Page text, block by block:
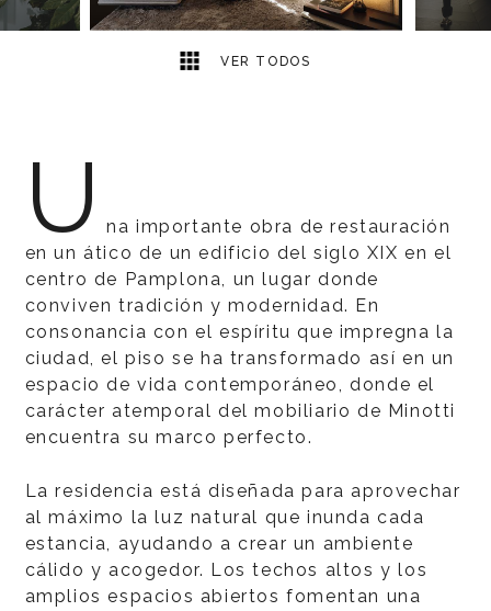
VER TODOS
U
na importante obra de restauración
en un ático de un edificio del siglo XIX en el
centro de Pamplona, un lugar donde
conviven tradición y modernidad. En
consonancia con el espíritu que impregna la
ciudad, el piso se ha transformado así en un
espacio de vida contemporáneo, donde el
carácter atemporal del mobiliario de Minotti
encuentra su marco perfecto.
La residencia está diseñada para aprovechar
al máximo la luz natural que inunda cada
estancia, ayudando a crear un ambiente
cálido y acogedor. Los techos altos y los
amplios espacios abiertos fomentan una